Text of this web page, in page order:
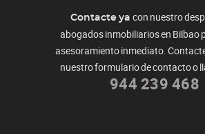
Contacte yacon nuestro
abogados inmobiliarios en Bilbao
asesoramiento inmediato.
nuestro formulario de contacto o
944 239 468